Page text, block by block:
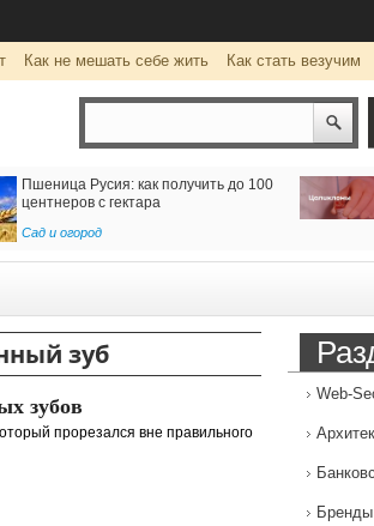
Как не мешать себе жить Как стать везучим
Пшеница Русия: как получить до 100
центнеров с гектара
Сад и огород
зуб
зубов
прорезался вне правильного
Web-
Бренды